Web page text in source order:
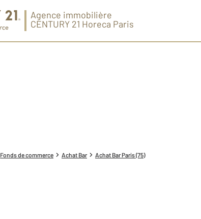
Agence immobilière
CENTURY 21 Horeca Paris
Fonds de commerce Achat Bar Achat Bar Paris (75)